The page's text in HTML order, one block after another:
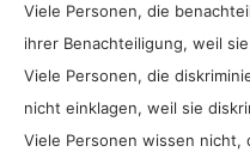
Viele Personen, die
ihrer Benachteiligung, weil
Viele Personen, die
nicht einklagen, weil sie
Viele Personen wissen nicht,